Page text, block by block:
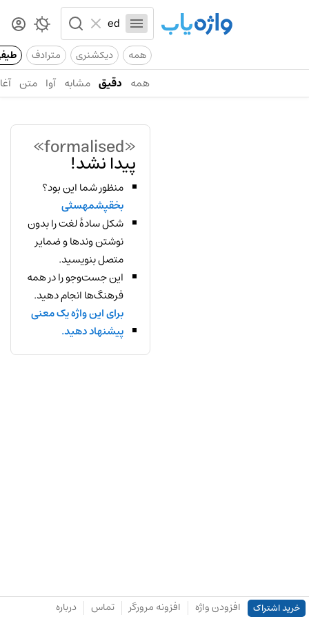
همه دیکشنری مترادف
همه دقیق مشابه آوا متن
«formalised»
پیدا نشد!
منظور شما این بود؟
بخقپشمهسثی
شکل سادهٔ لغت را بدون
نوشتن وندها و ضمایر
متصل بنویسید.
این جست‌وجو را در همه
فرهنگ‌ها انجام دهید.
برای این واژه یک معنی
پیشنهاد دهید.
خرید اشتراک افزودن واژه افزونه مرورگر تماس درباره